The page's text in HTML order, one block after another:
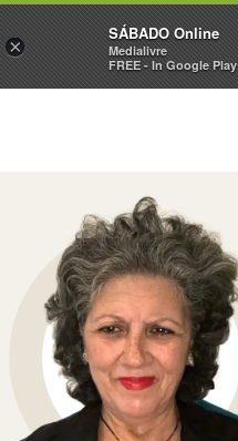
Sábado
×
SÁBADO Online
Medialivre
FREE - In Google Play